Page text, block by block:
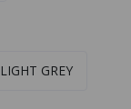
LIGHT GREY